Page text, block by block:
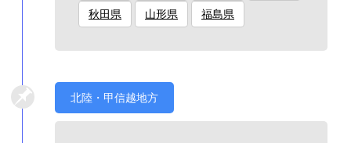
秋田県 山形県 福島県
北陸・甲信越地方